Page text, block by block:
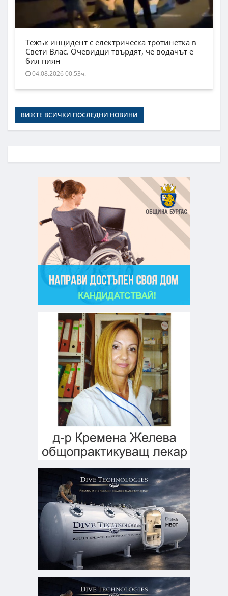
Тежък инцидент с електрическа тротинетка в
Свети Влас. Очевидци твърдят, че водачът е
бил пиян
04.08.2026 00:53ч.
ВИЖТЕ ВСИЧКИ ПОСЛЕДНИ НОВИНИ